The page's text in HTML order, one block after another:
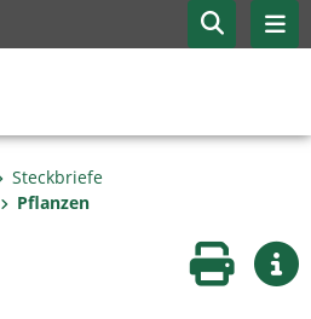
Steckbriefe
Pflanzen
Seite